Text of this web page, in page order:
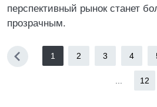
перспективный рынок станет
прозрачным.
1 2 3 4
12